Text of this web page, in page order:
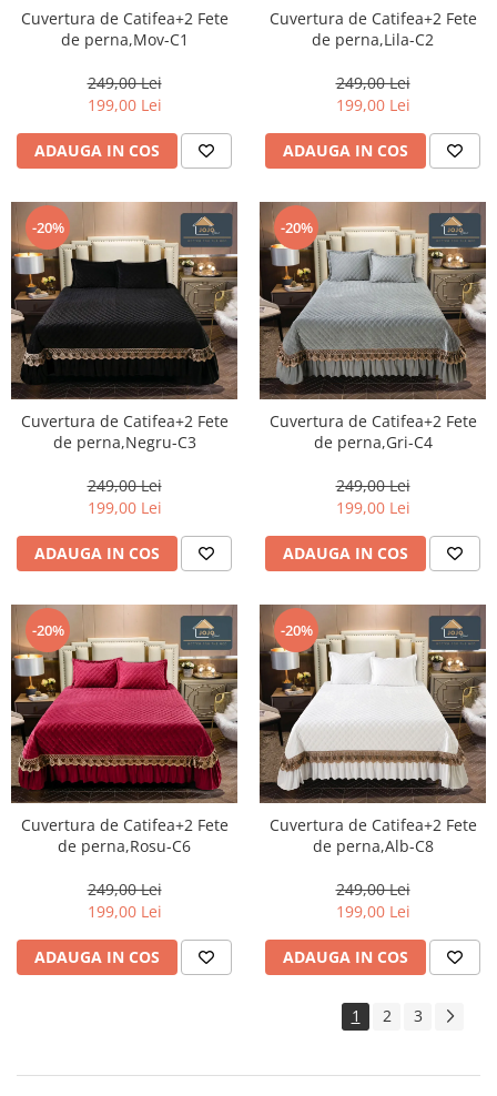
Cuvertura de Catifea+2 Fete
de perna,Mov-C1
249,00 Lei
199,00 Lei
ADAUGA IN COS
Cuvertura de Catifea+2 Fete
de perna,Lila-C2
249,00 Lei
199,00 Lei
ADAUGA IN COS
-20%
Cuvertura de Catifea+2 Fete
de perna,Negru-C3
249,00 Lei
199,00 Lei
ADAUGA IN COS
-20%
Cuvertura de Catifea+2 Fete
de perna,Gri-C4
249,00 Lei
199,00 Lei
ADAUGA IN COS
-20%
Cuvertura de Catifea+2 Fete
de perna,Rosu-C6
249,00 Lei
199,00 Lei
ADAUGA IN COS
-20%
Cuvertura de Catifea+2 Fete
de perna,Alb-C8
249,00 Lei
199,00 Lei
ADAUGA IN COS
1 2 3